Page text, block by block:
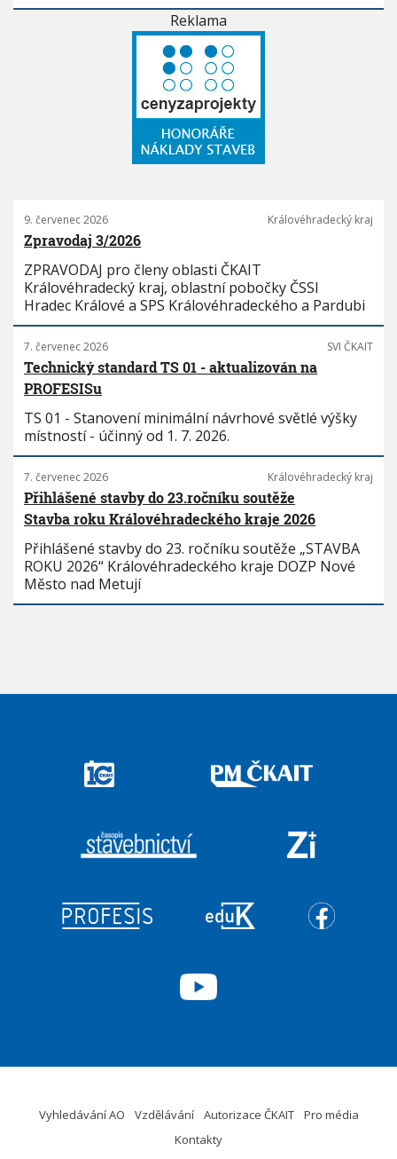
Reklama
9. červenec 2026 Královéhradecký kraj
Zpravodaj 3/2026
ZPRAVODAJ pro členy oblasti ČKAIT
Královéhradecký kraj, oblastní pobočky ČSSI
Hradec Králové a SPS Královéhradeckého a Pardubi
7. červenec 2026 SVI ČKAIT
Technický standard TS 01 - aktualizován na
PROFESISu
TS 01 - Stanovení minimální návrhové světlé výšky
místností - účinný od 1. 7. 2026.
7. červenec 2026 Královéhradecký kraj
Přihlášené stavby do 23.ročníku soutěže
Stavba roku Královéhradeckého kraje 2026
Přihlášené stavby do 23. ročníku soutěže „STAVBA
ROKU 2026“ Královéhradeckého kraje DOZP Nové
Město nad Metují
Vyhledávání AO Vzdělávání Autorizace ČKAIT
Pro média
Kontakty